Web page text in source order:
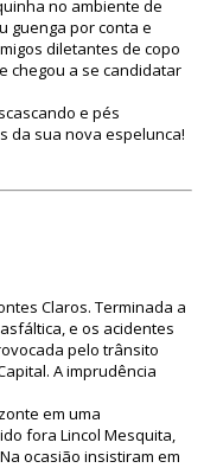
no ambiente de
guenga por conta e
diletantes de copo
chegou a se candidatar
e pés
da sua nova espelunca!
Claros. Terminada a
e os acidentes
pelo trânsito
A imprudência
em uma
fora Lincol Mesquita,
ocasião insistiram em